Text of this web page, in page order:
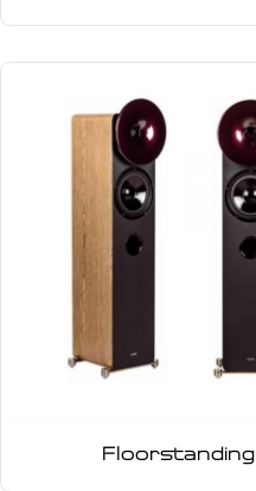
Floorstanding